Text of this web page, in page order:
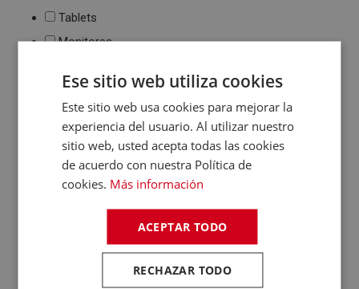
Tablets
Monitores
Impresión
Impresoras de tinta
y láser
Multifunción
Cartuchos de tinta y
toner
Teclados
Micrófonos
Ese sitio web utiliza cookies
Este sitio web usa cookies para mejorar la
experiencia del usuario. Al utilizar nuestro
sitio web, usted acepta todas las cookies
de acuerdo con nuestra Política de
cookies. Más información
ACEPTAR TODO
RECHAZAR TODO